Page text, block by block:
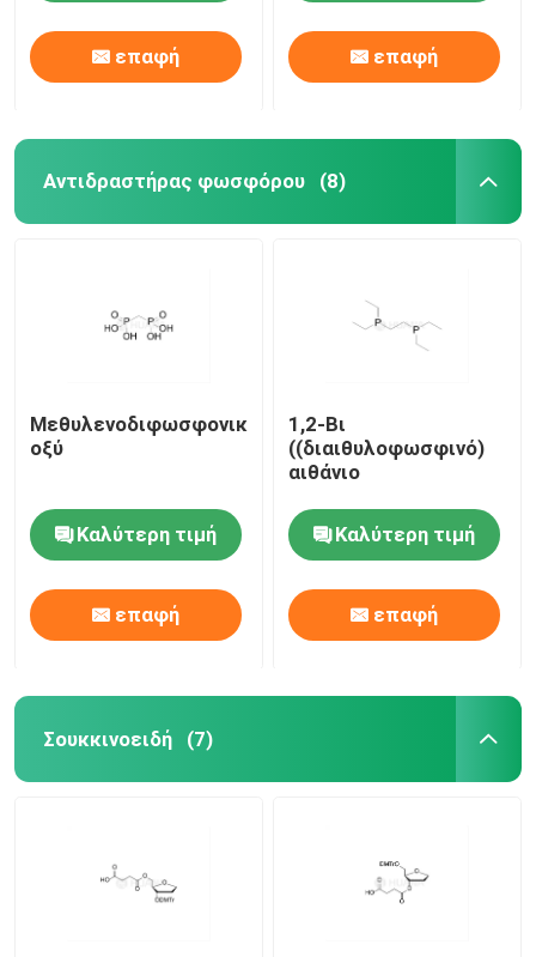
επαφή επαφή
Αντιδραστήρας φωσφόρου (8)
Μεθυλενοδιφωσφονικό
οξύ
Καλύτερη τιμή
επαφή
1,2-Βι
((διαιθυλοφωσφινό)
αιθάνιο
Καλύτερη τιμή
επαφή
Σουκκινοειδή (7)